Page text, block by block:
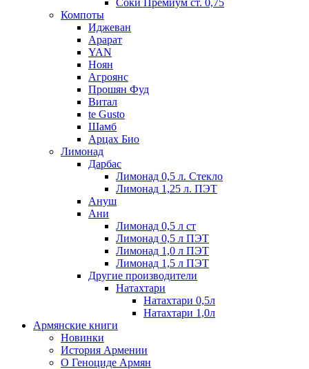
Соки Премиум ст. 0,75
Компоты
Иджеван
Арарат
YAN
Ноян
Агроянс
Прошян Фуд
Витал
te Gusto
Шамб
Арцах Био
Лимонад
Дарбас
Лимонад 0,5 л. Стекло
Лимонад 1,25 л. ПЭТ
Ануш
Ани
Лимонад 0,5 л ст
Лимонад 0,5 л ПЭТ
Лимонад 1,0 л ПЭТ
Лимонад 1,5 л ПЭТ
Другие производители
Натахтари
Натахтари 0,5л
Натахтари 1,0л
Армянские книги
Новинки
История Армении
О Геноциде Армян